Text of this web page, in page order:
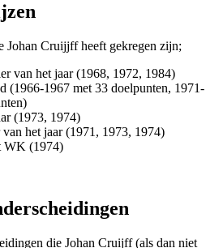
Johan Cruijjff heeft gekregen zijn;
van het jaar (1968, 1972, 1984)
(1966-1967 met 33 doelpunten, 1971-
(1973, 1974)
het jaar (1971, 1973, 1974)
WK (1974)
die Johan Cruijff (als dan niet